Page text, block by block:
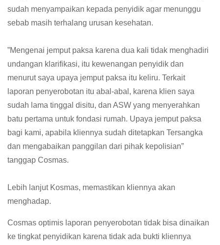
sudah menyampaikan kepada penyidik agar menunggu
sebab masih terhalang urusan kesehatan.
‎”Mengenai jemput paksa karena dua kali tidak menghadiri
undangan klarifikasi, itu kewenangan penyidik dan
menurut saya upaya jemput paksa itu keliru. Terkait
laporan penyerobotan itu abal-abal, karena klien saya
sudah lama tinggal disitu, dan ASW yang menyerahkan
batu pertama untuk fondasi rumah. Upaya jemput paksa
bagi kami, apabila kliennya sudah ditetapkan Tersangka
dan mengabaikan panggilan dari pihak kepolisian”
tanggap Cosmas.
‎Lebih lanjut Kosmas, memastikan kliennya akan
menghadap.
Cosmas optimis laporan penyerobotan tidak bisa dinaikan
ke tingkat penyidikan karena tidak ada bukti kliennya